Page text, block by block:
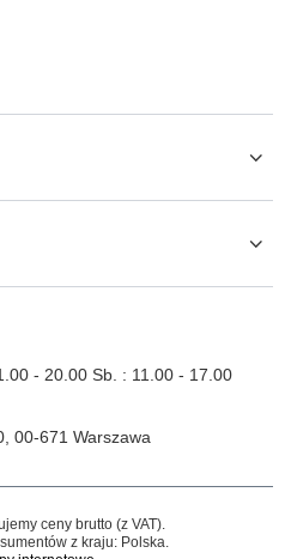
- 20.00 Sb. : 11.00 - 17.00
00-671 Warszawa
ceny brutto (z VAT).
z kraju: Polska.